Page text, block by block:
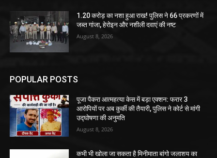
1.20 करोड़ का नशा हुआ राख! पुलिस ने 66 प्रकरणों में
जब्त गांजा, हेरोइन और नशीली दवाएं की नष्ट
August 8, 2026
POPULAR POSTS
पूजा पैकरा आत्महत्या केस में बड़ा एक्शन: फरार 3
आरोपियों पर अब कुर्की की तैयारी, पुलिस ने कोर्ट से मांगी
उद्घोषणा की अनुमति
August 8, 2026
कभी भी खोला जा सकता है मिनीमाता बांगो जलाशय का